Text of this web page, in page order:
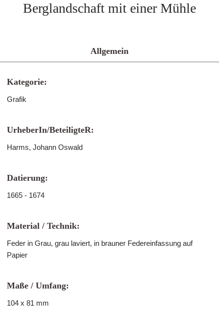
Berglandschaft mit einer Mühle
Allgemein
Kategorie:
Grafik
UrheberIn/BeteiligteR:
Harms, Johann Oswald
Datierung:
1665 - 1674
Material / Technik:
Feder in Grau, grau laviert, in brauner Federeinfassung auf
Papier
Maße / Umfang:
104 x 81 mm